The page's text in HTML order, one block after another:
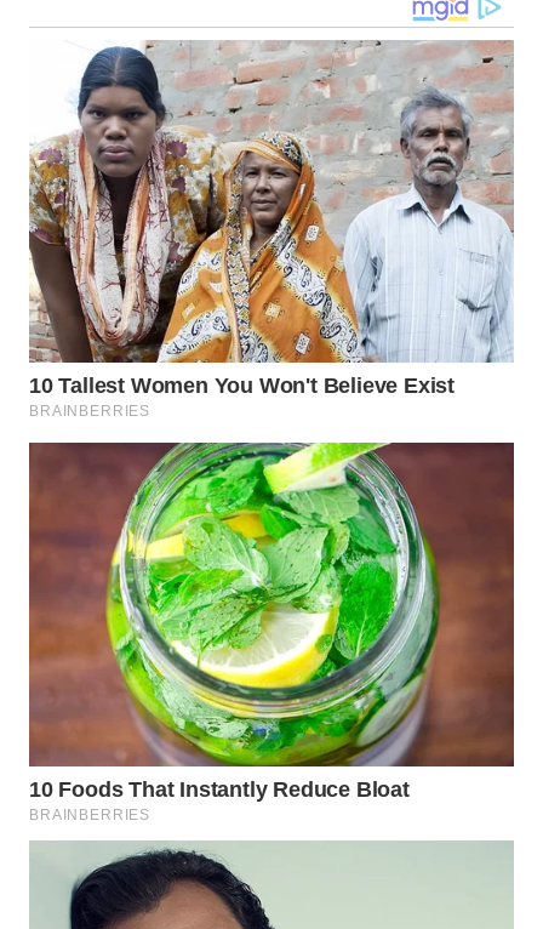
WN
SULUT
WN
MALUKU
WN
MALUT
WN
DAIRI
WN
DANAU
TOBA
NIAS
LANGKAT
WN
TANJUNG